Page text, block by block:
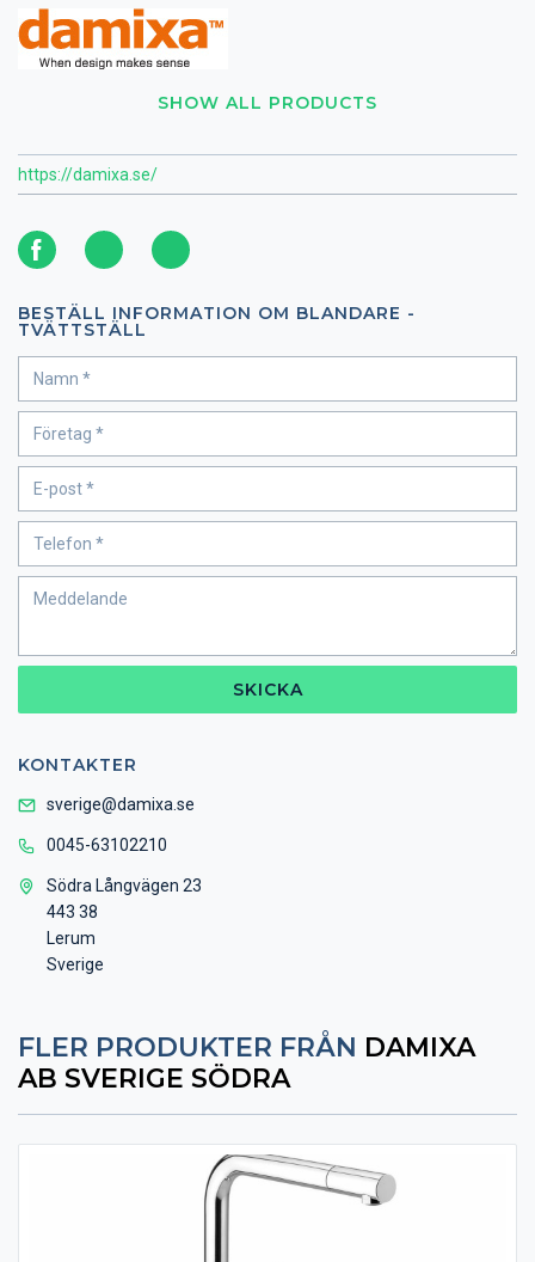
SHOW ALL PRODUCTS
https://damixa.se/
BESTÄLL INFORMATION OM BLANDARE -
TVÄTTSTÄLL
SKICKA
KONTAKTER
sverige@damixa.se
0045-63102210
Södra Långvägen 23
443 38
Lerum
Sverige
FLER PRODUKTER FRÅN DAMIXA
AB SVERIGE SÖDRA